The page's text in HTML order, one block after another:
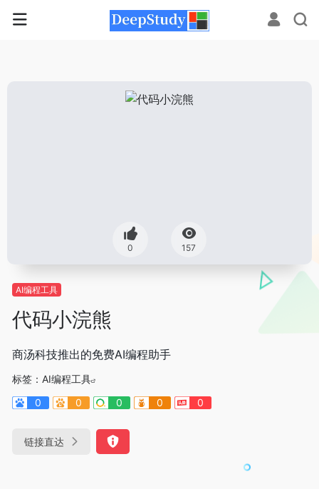
0 157
AI编程工具
代码小浣熊
商汤科技推出的免费AI编程助手
标签： AI编程工具
0
0 0 0 0
链接直达